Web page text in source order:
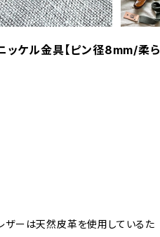
ッケル金具【ピン径8mm/柔ら
ザーは天然皮革を使用しているた